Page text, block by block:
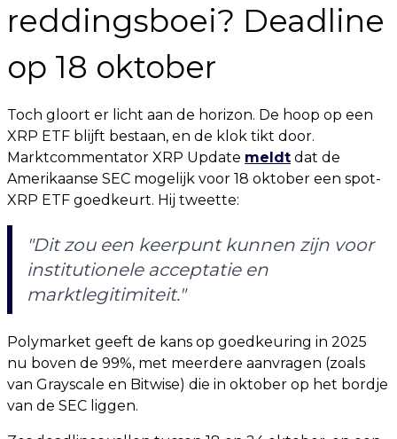
reddingsboei? Deadline
op 18 oktober
Toch gloort er licht aan de horizon. De hoop op een
XRP ETF blijft bestaan, en de klok tikt door.
Marktcommentator XRP Update meldt dat de
Amerikaanse SEC mogelijk voor 18 oktober een spot-
XRP ETF goedkeurt. Hij tweette:
"Dit zou een keerpunt kunnen zijn voor
institutionele acceptatie en
marktlegitimiteit."
Polymarket geeft de kans op goedkeuring in 2025
nu boven de 99%, met meerdere aanvragen (zoals
van Grayscale en Bitwise) die in oktober op het bordje
van de SEC liggen.